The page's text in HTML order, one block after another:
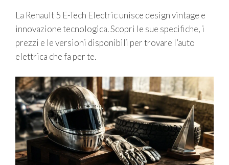
La Renault 5 E-Tech Electric unisce design vintage e
innovazione tecnologica. Scopri le sue specifiche, i
prezzi e le versioni disponibili per trovare l’auto
elettrica che fa per te.